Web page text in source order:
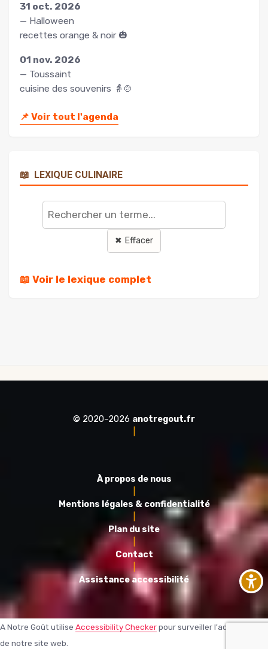
31 oct. 2026
— Halloween
recettes orange & noir 🎃
01 nov. 2026
— Toussaint
cuisine des souvenirs 👵🍲
📌 Voir tout l'agenda
📖 LEXIQUE CULINAIRE
Rechercher
terme
✖ Effacer
📖 Voir le lexique complet
© 2020–2026 anotregout.fr
À propos de nous
Mentions légales & confidentialité
Plan du site
|
Contact
|
Assistance accessibilité
A Notre Goût utilise Accessibility Checkerpour surveiller l'accessibilité
de notre site web.